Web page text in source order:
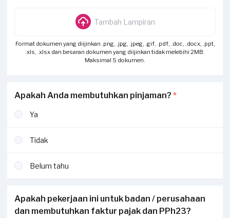
Tambah Lampiran
Format dokumen yang diijinkan .png, .jpg, .jpeg, .gif, .pdf, .doc, .docx, .ppt,
.xls, .xlsx dan besaran dokumen yang diijinkan tidak melebihi 2MB.
Maksimal 5 dokumen.
Apakah Anda membutuhkan pinjaman? *
Ya
Tidak
Belum tahu
Apakah pekerjaan ini untuk badan / perusahaan
dan membutuhkan faktur pajak dan PPh23?